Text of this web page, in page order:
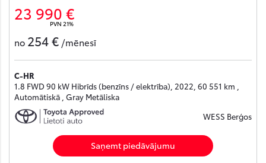
23 990 €
PVN 21%
no 254 € /mēnesī
C-HR
1.8 FWD 90 kW Hibrīds (benzīns / elektrība), 2022, 60 551 km ,
Automātiskā , Gray Metāliska
WESS Berģos
Saņemt piedāvājumu